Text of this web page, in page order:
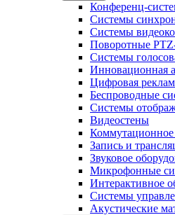
Конференц-
Системы
Системы
Поворотные
Системы
Инновационная
Цифровая
Беспроводные
Системы
Видеостены
Коммутационное
Запись и
Звуковое
Микрофонные
Интерактивное
Системы
Акустические